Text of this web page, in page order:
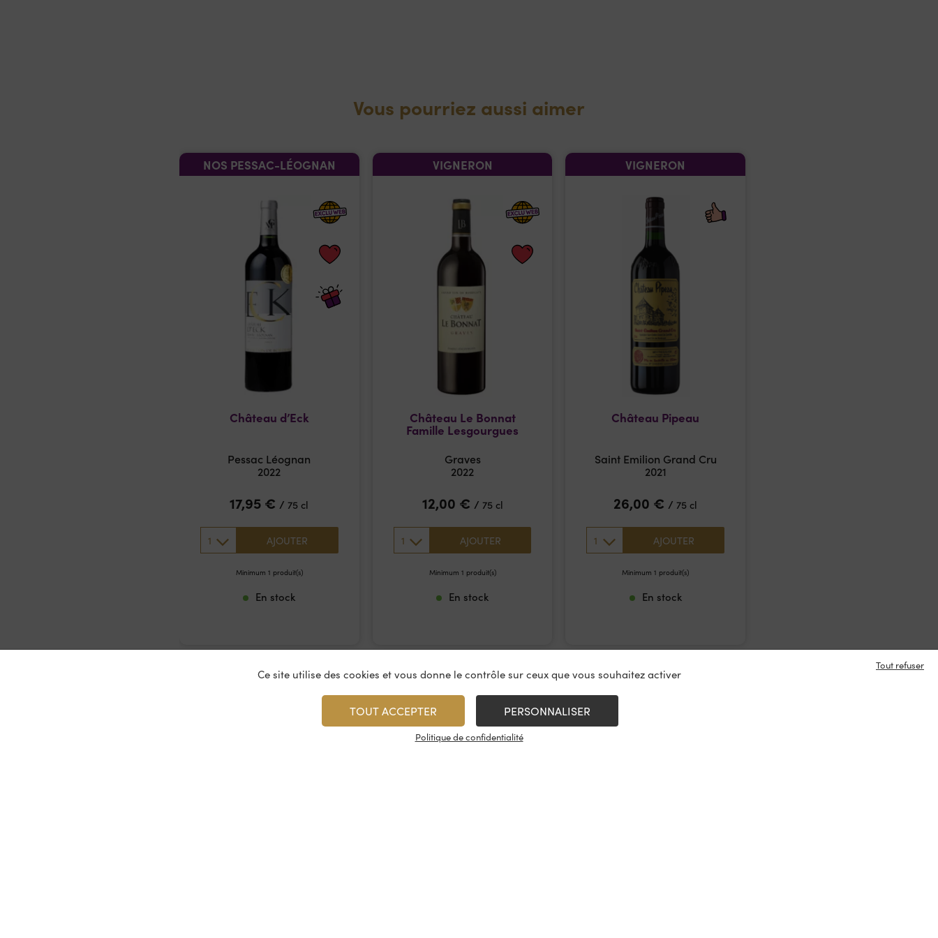
Vous pourriez aussi aimer
NOS PESSAC-LÉOGNAN
Château d’Eck
Pessac Léognan
2022
17,95 € / 75 cl
1 AJOUTER
Minimum 1 produit(s)
En stock
VIGNERON
Château Le Bonnat
Famille Lesgourgues
Graves
2022
12,00 € / 75 cl
1 AJOUTER
Minimum 1 produit(s)
En stock
VIGNERON
Château Pipeau
Saint Emilion Grand Cru
2021
26,00 € / 75 cl
1 AJOUTER
Minimum 1 produit(s)
En stock
Ce site utilise des cookies et vous donne le contrôle sur ceux que vous souhaitez activer
TOUT ACCEPTER
Tout refuser
PERSONNALISER
Politique de confidentialité